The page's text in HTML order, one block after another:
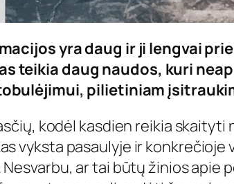
yra daug ir ji lengvai
teikia daug naudos, kuri
pilietiniam
kodėl kasdien reikia
vyksta pasaulyje ir
ar tai būtų žinios